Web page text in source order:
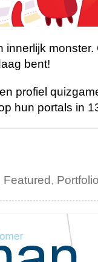
innerlijk
bent!
profiel
hun portals in
Featured ,